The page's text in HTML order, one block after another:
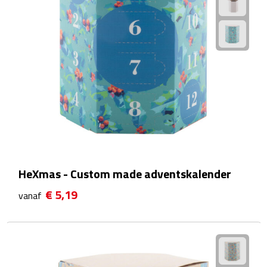
Rijbewijs- & kentekenhoezen
USB autoladers
Veiligheidshamers
Veiligheidssets
Fiets Accessoires
Fietsbellen
Fiets telefoonhouders
HeXmas - Custom made adventskalender
vanaf € 5,19